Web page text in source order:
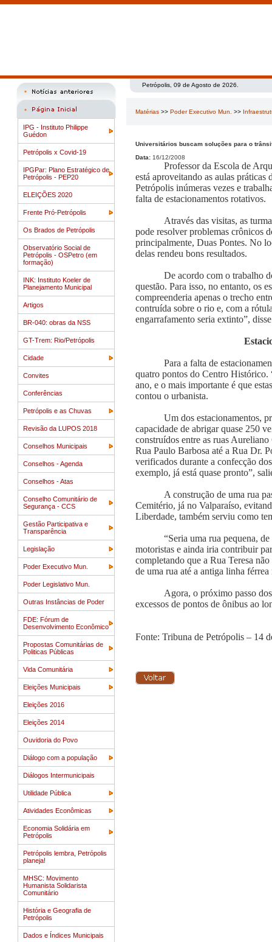
IPG - Instituto Philippe
Guédon
Petrópolis x Covid-19
IPGPar: Plano Estratégico de
Petrópolis - PEP20
ELEIÇÕES 2020
Frente Pró-Petrópolis
Os Brados de Petrópolis
Observatório Social de
Petrópolis - OSPetro (em
formação)
INK: Instituto Koeler de
Planejamento Municipal
Artigos
BR-040: obras da NSS
GT-Trem: Rio/Petrópolis
Cidade
Convites
Conferências
Petrópolis e as Chuvas
Revisão da LUPOS 2018
Conselhos Municipais
Conselhos - Agenda
Conselhos - Atas
Conselho Comunitário de
Segurança - CCS
Gestão Participativa e
Transparência
Legislação
Poder Executivo Mun.
Poder Legislativo Mun.
Outras Instâncias de Poder
FDE: Fórum de
Desenvolvimento Econômico
Propostas Comunitárias de
Politicas Públicas
Vida Comunitária
Eleições Municipais
Eleições 2016
Eleições 2014
Ouvidoria do Povo
Diálogo com a população
Diálogos Intermunicipais
Utilidade Pública
Atividades Econômicas
Economia Solidária em
Petrópolis
Petrópolis lembra, Petrópolis
planeja!
MHSC: Movimento
Humanista Solidarista
Comunitário
História e Geografia de
Petrópolis
Dados e Índices Municipais
Petrópolis, 09 de Agosto de 2026.
Matérias >> Poder Executivo Mun. >>
Universitários buscam soluções para o
Data: 16/12/2008
Professor da Escola de
está aproveitando as aulas práticas
Petrópolis inúmeras vezes e
falta de estacionamentos rotativos.
Através das visitas, as
pode resolver problemas crônicos
principalmente, Duas Pontes. No
delas rendeu bons resultados.
De acordo com o trabalho
questão. Para isso, no entanto, os
compreenderia apenas o trecho
contruída sobre o rio e, com a
engarrafamento seria extinto”,
Para a falta de
quatro pontos do Centro Histórico.
ano, e o mais importante é que
contou o urbanista.
Um dos estacionamentos,
capacidade de abrigar quase 250
construídos entre as ruas
Rua Paulo Barbosa até a Rua Dr.
verificados durante a confecção
exemplo, já está quase pronto”,
A construção de uma rua
Cemitério, já no Valparaíso,
Liberdade, também serviu como
“Seria uma rua pequena,
motoristas e ainda iria contribuir
completando que a Rua Teresa
de uma rua até a antiga linha
Agora, o próximo passo
excessos de pontos de ônibus ao
Fonte: Tribuna de Petrópolis – 14